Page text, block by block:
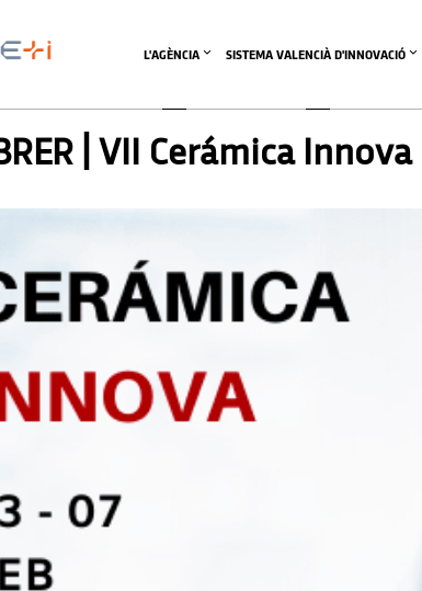
L'AGÈNCIA SISTEMA VALENCIÀ D'INNOVACIÓ
| VII Cerámica Innova